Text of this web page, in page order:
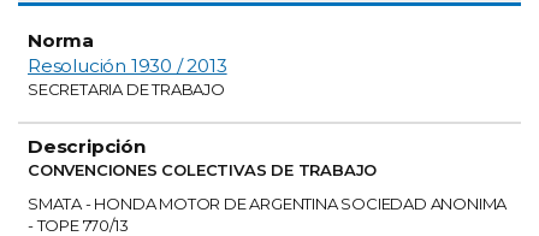
Resolución 1930 / 2013
SECRETARIA DE TRABAJO
CONVENCIONES COLECTIVAS DE TRABAJO
SMATA - HONDA MOTOR DE ARGENTINA SOCIEDAD ANONIMA
- TOPE 770/13